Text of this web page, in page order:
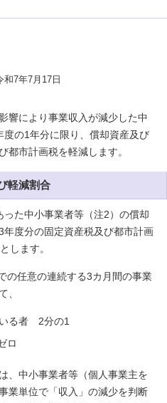
7年7月17日
響により事業収入が減少した中
の1年分に限り、償却資産及び
都市計画税を軽減します。
軽減割合
た中小事業者等（注2）の償却
度分の固定資産税及び都市計画
します。
の任意の連続する3カ月間の事業
、
る者 2分の1
ロ
、中小事業者等（個人事業主を
業単位で「収入」の減少を判断